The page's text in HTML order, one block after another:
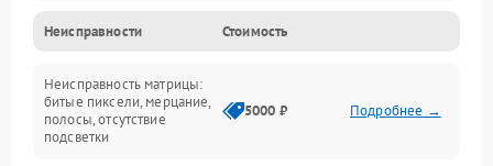
Устройства
Программные ошибки
Электрические и системные сбои
Неисправности Стоимость
Неисправность матрицы:
битые пиксели, мерцание,
полосы, отсутствие
подсветки
5000 ₽ Подробнее →